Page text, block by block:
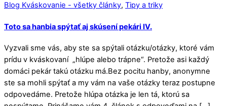
Blog Kváskovanie - všetky články, Tipy a triky
Toto sa hanbia spýtať aj skúsení pekári IV.
Vyzvali sme vás, aby ste sa spýtali otázku/otázky, ktoré vám
prídu v kváskovaní „hlúpe alebo trápne“. Pretože asi každý
domáci pekár takú otázku má.Bez pocitu hanby, anonymne
ste sa mohli spýtať a my vám na vaše otázky teraz postupne
odpovedáme. Pretože hlúpa otázka je len tá, ktorú sa